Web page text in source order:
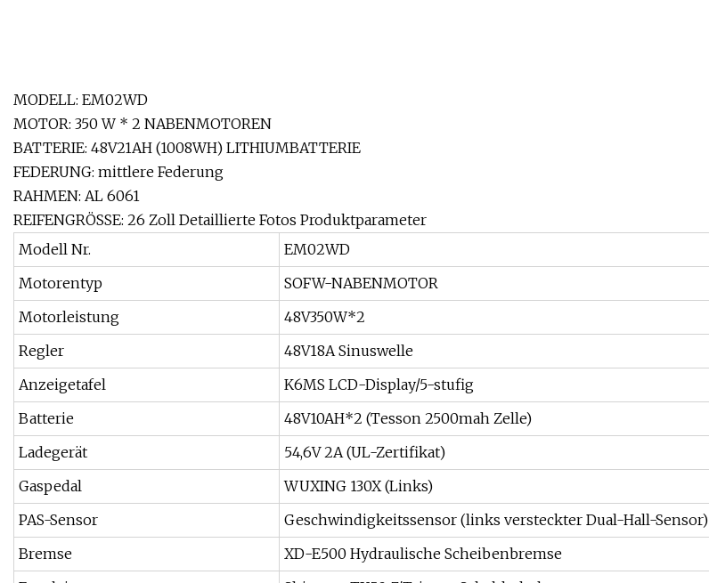
MODELL: EM02WD
MOTOR: 350 W * 2 NABENMOTOREN
BATTERIE: 48V21AH (1008WH) LITHIUMBATTERIE
FEDERUNG: mittlere Federung
RAHMEN: AL 6061
REIFENGRÖSSE: 26 Zoll Detaillierte Fotos Produktparameter
Modell Nr.
EM02WD
Motorentyp
SOFW-NABENMOTOR
Motorleistung
48V350W*2
Regler
48V18A Sinuswelle
Anzeigetafel
K6MS LCD-Display/5-stufig
Batterie
48V10AH*2 (Tesson 2500mah Zelle)
Ladegerät
54,6V 2A (UL-Zertifikat)
Gaspedal
WUXING 130X (Links)
PAS-Sensor
Geschwindigkeitssensor (links versteckter Dual-Hall-Sensor)
Bremse
XD-E500 Hydraulische Scheibenbremse